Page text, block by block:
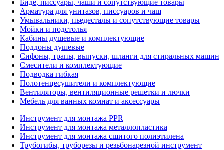
Биде, писсуары, чаши и сопутствующие товары
Арматура для унитазов, писсуаров и чаш
Умывальники, пьедесталы и сопутствующие товары
Мойки и подстолья
Кабины душевые и комплектующие
Поддоны душевые
Сифоны, трапы, выпуски, шланги для стиральных машин
Смесители и комплектующие
Подводка гибкая
Полотенцесушители и комплектующие
Вентиляторы, вентиляционные решетки и лючки
Мебель для ванных комнат и аксессуары
Инструмент для монтажа PPR
Инструмент для монтажа металлопластика
Инструмент для монтажа сшитого полиэтилена
Трубогибы, труборезы и резьбонарезной инструмент